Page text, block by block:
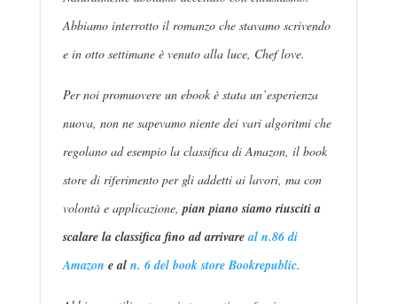
Abbiamo interrotto il romanzo che stavamo scrivendo
e in otto settimane è venuto alla luce, Chef love.
Per noi promuovere un ebook è stata un’esperienza
nuova, non ne sapevamo niente dei vari algoritmi che
regolano ad esempio la classifica di Amazon, il book
store di riferimento per gli addetti ai lavori, ma con
volontà e applicazione,pian piano siamo riusciti a
scalare la classifica fino ad arrivareal n.86 di
Amazon e al n. 6 del book store Bookrepublic.